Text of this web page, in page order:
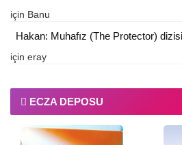
için Banu
Hakan: Muhafız (The Protector)
için eray
ECZA DEPOSU